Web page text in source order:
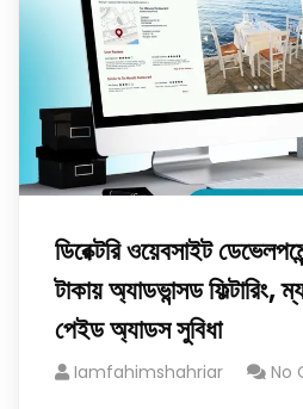
ডিরেক্টরি ওয়েবসাইট
টাকায় অ্যাডভান্সড ফিল্টারিং,
পেইড অ্যাডস সুবিধা
Iamfahimshahriar No